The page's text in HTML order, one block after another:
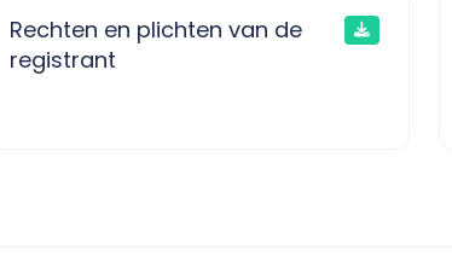
Rechten en plichten van de
registrant